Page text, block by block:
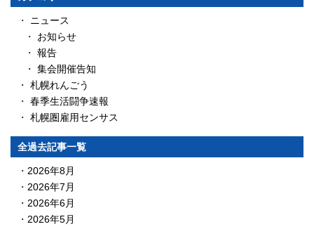
ニュース
お知らせ
報告
集会開催告知
札幌れんごう
春季生活闘争速報
札幌圏雇用センサス
全過去記事一覧
2026年8月
2026年7月
2026年6月
2026年5月